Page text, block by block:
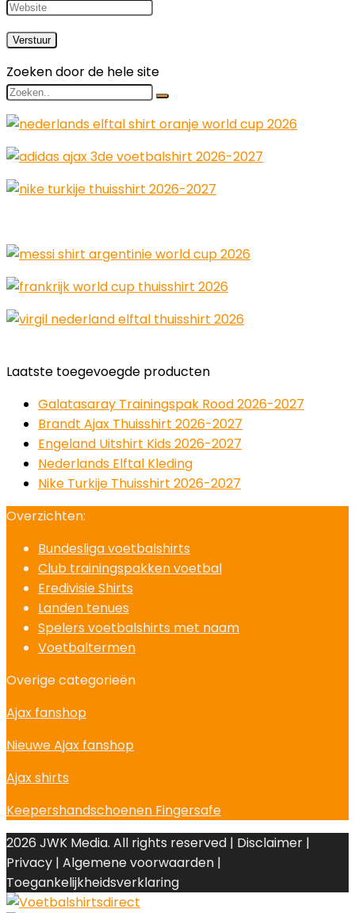
Zoeken door de hele site
Laatste toegevoegde producten
Galatasaray Trainingspak Rood 2026-2027
Brandt Ajax Thuisshirt 2026-2027
Engeland Uitshirt Kids 2026-2027
Nederlands Elftal Kleding
Nike Turkije Thuisshirt 2026-2027
Overzichten:
Bundesliga voetbalshirts
Club trainingspakken voetbal
Eredivisie Shirts
Landen tenues
Spelers voetbalshirts met naam
Voetbaltermen
Overige categorieën
Ajax fanshop
Nieuwe Ajax fanshop
Ajax shirts
Keepershandschoenen Fingersafe
2026 JWK Media. All rights reserved | Disclaimer |
Privacy | Algemene voorwaarden |
Toegankelijkheidsverklaring